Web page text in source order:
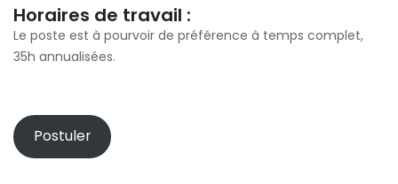
Horaires de travail :
Le poste est à pourvoir de préférence à temps complet,
35h annualisées.
Postuler